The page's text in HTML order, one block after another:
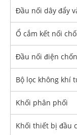
Đầu nối dây đẩy
Ổ cắm kết nối
Đầu nối điện
Bộ lọc không khí
Khối phân phối
Khối thiết bị đầu